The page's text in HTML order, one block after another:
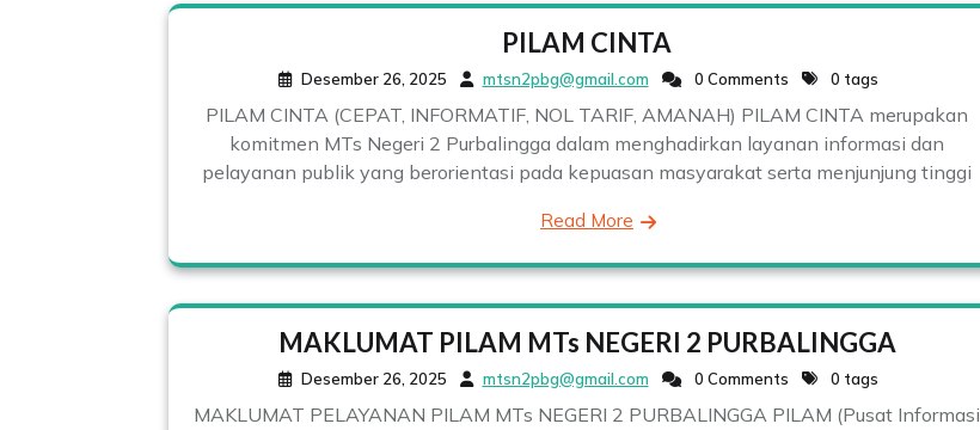
PILAM CINTA
Desember 26, 2025 mtsn2pbg@gmail.com 0 Comments 0 tags
PILAM CINTA (CEPAT, INFORMATIF, NOL TARIF, AMANAH) PILAM CINTA merupakan
komitmen MTs Negeri 2 Purbalingga dalam menghadirkan layanan informasi dan
pelayanan publik yang berorientasi pada kepuasan masyarakat serta menjunjung tinggi
Read More
MAKLUMAT PILAM MTs NEGERI 2 PURBALINGGA
Desember 26, 2025 mtsn2pbg@gmail.com 0 Comments 0 tags
MAKLUMAT PELAYANAN PILAM MTs NEGERI 2 PURBALINGGA PILAM (Pusat Informasi